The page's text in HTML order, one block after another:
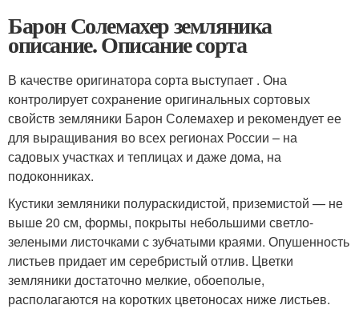
Барон Солемахер земляника
описание. Описание сорта
В качестве оригинатора сорта выступает . Она
контролирует сохранение оригинальных сортовых
свойств земляники Барон Солемахер и рекомендует ее
для выращивания во всех регионах России – на
садовых участках и теплицах и даже дома, на
подоконниках.
Кустики земляники полураскидистой, приземистой — не
выше 20 см, формы, покрыты небольшими светло-
зелеными листочками с зубчатыми краями. Опушенность
листьев придает им серебристый отлив. Цветки
земляники достаточно мелкие, обоеполые,
располагаются на коротких цветоносах ниже листьев.